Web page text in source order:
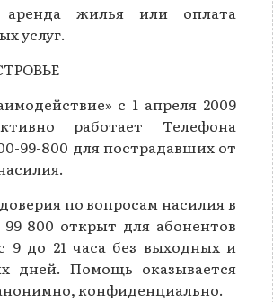
жилья или оплата
услуг.
с 1 апреля 2009
работает Телефона
99-800 для пострадавших от
по вопросам насилия в
800 открыт для абонентов
9 до 21 часа без выходных и
дней. Помощь оказывается
конфиденциально.